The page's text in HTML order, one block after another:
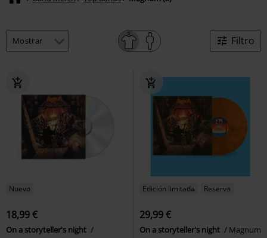
Filtro
Nuevo
18,99 €
On a storyteller's night
Edición limitada Reserva
29,99 €
On a storyteller's night
Magnum